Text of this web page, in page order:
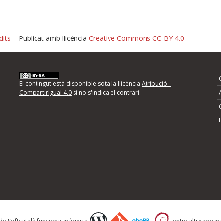
d'errors
següents i descriviu quina és la millora que
– Publicat amb llicència Creative Commons CC-BY 4.0
El contingut està disponible sota la llicència Atribució -
CompartirIgual 4.0si no s'indica el contrari.